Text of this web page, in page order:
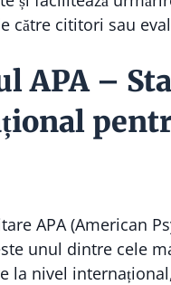
către cititori sau
APA –
APA (American
unul dintre cele
la nivel